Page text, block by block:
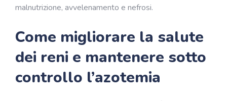
malnutrizione, avvelenamento e nefrosi.
Come migliorare la salute
dei reni e mantenere sotto
controllo l’azotemia